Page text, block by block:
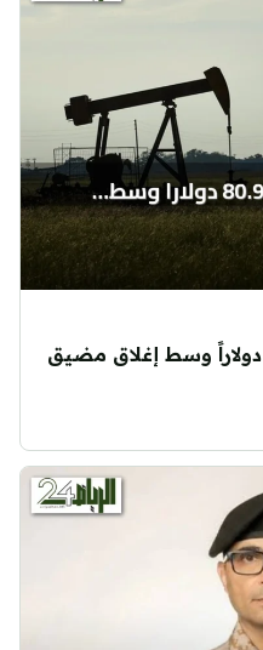
برنت يرتفع 1.8% إلى 80.9 دولاراً وسط إغلاق مضيق